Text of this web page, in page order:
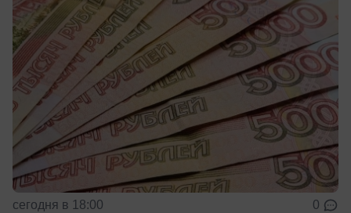
сегодня в 18:00 0